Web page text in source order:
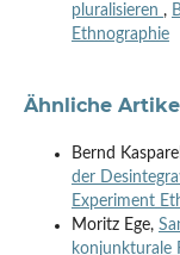
pluralisieren ,
Ethnographie
Ähnliche
Bernd
der
Experiment
Moritz Ege,
konjunkturale